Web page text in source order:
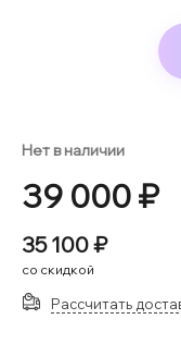
Нет в наличии
39 000 ₽
35 100 ₽
со скидкой
Рассчитать